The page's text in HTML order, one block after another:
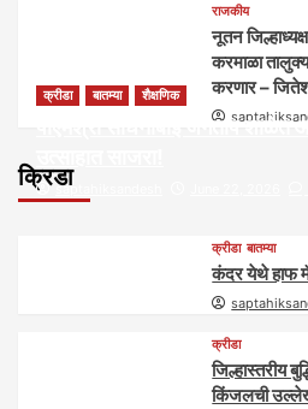
राजकीय
नूतन
करमाळा
करणार –
क्रिडा
क्रीडा बातम्या शैक्षणिक
पीएमश्री साधनाबाई जगताप शाळेत
saptahiksandesh
क्रीडा बातम्या
कंदर येथे हाफ
क्रीडा
जिल्हास्तरीय
किंजलची